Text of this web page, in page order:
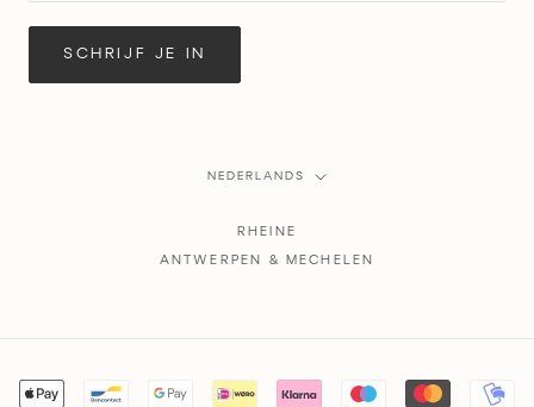
SCHRIJF JE IN
Taal
NEDERLANDS
RHEINE
ANTWERPEN & MECHELEN